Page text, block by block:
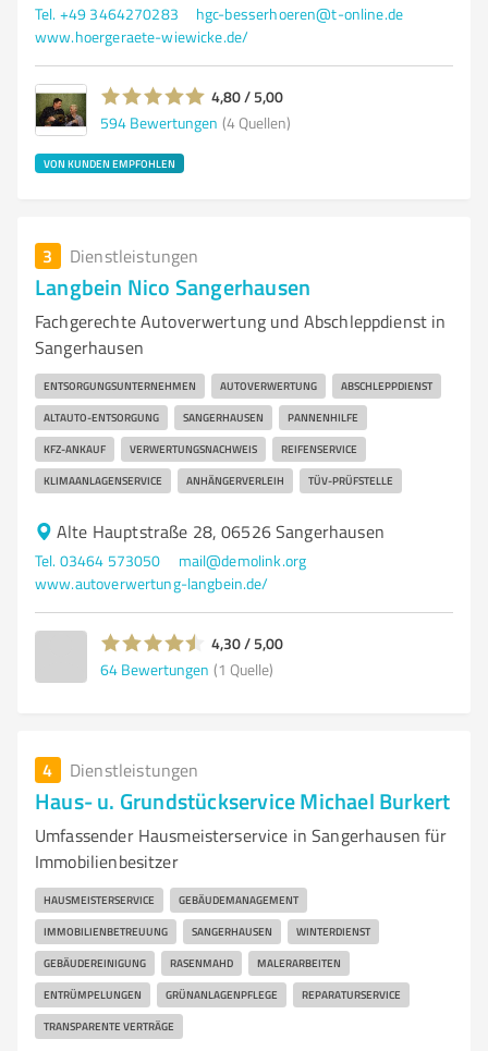
Tel. +49 3464270283
hgc-besserhoeren@t-online.de
www.hoergeraete-wiewicke.de/
4,80 / 5,00
594 Bewertungen (4 Quellen)
VON KUNDEN EMPFOHLEN
3 Dienstleistungen
Langbein Nico Sangerhausen
Fachgerechte Autoverwertung und Abschleppdienst in
Sangerhausen
ENTSORGUNGSUNTERNEHMEN AUTOVERWERTUNG ABSCHLEPPDIENST
ALTAUTO-ENTSORGUNG SANGERHAUSEN PANNENHILFE
KFZ-ANKAUF VERWERTUNGSNACHWEIS REIFENSERVICE
KLIMAANLAGENSERVICE ANHÄNGERVERLEIH TÜV-PRÜFSTELLE
Alte Hauptstraße 28, 06526 Sangerhausen
Tel. 03464 573050
mail@demolink.org
www.autoverwertung-langbein.de/
4,30 / 5,00
64 Bewertungen (1 Quelle)
4 Dienstleistungen
Haus- u. Grundstückservice Michael Burkert
Umfassender Hausmeisterservice in Sangerhausen für
Immobilienbesitzer
HAUSMEISTERSERVICE GEBÄUDEMANAGEMENT
IMMOBILIENBETREUUNG SANGERHAUSEN WINTERDIENST
GEBÄUDEREINIGUNG RASENMAHD MALERARBEITEN
ENTRÜMPELUNGEN GRÜNANLAGENPFLEGE REPARATURSERVICE
TRANSPARENTE VERTRÄGE